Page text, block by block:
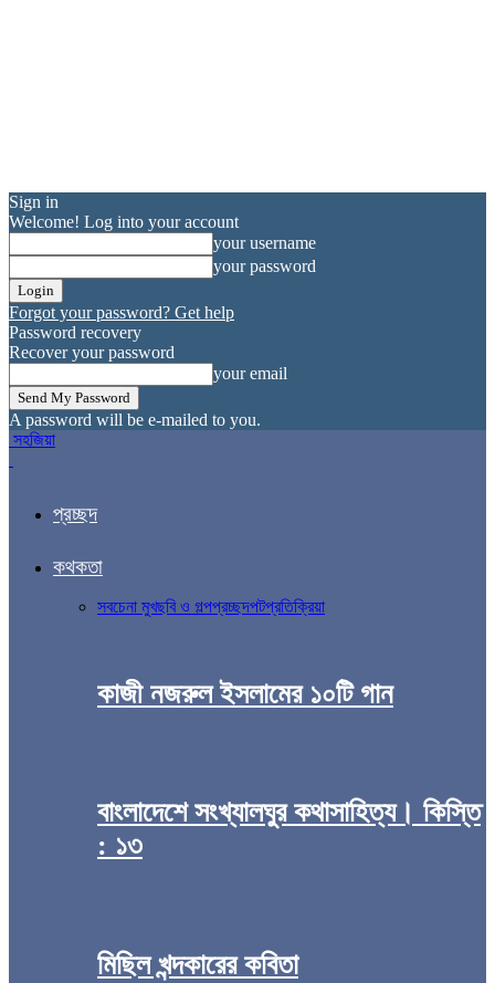
Sign in
Welcome! Log into your account
your username
your password
Forgot your password? Get help
Password recovery
Recover your password
your email
A password will be e-mailed to you.
সহজিয়া
প্রচ্ছদ
কথকতা
সবচেনা মুখছবি ও গল্পপ্রচ্ছদপটপ্রতিক্রিয়া
কাজী নজরুল ইসলামের ১০টি গান
বাংলাদেশে সংখ্যালঘুর কথাসাহিত্য। কিস্তি
: ১৩
মিছিল খন্দকারের কবিতা